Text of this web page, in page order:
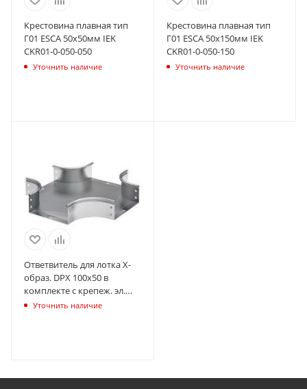
Крестовина плавная тип
Г01 ESCA 50х50мм IEK
CKR01-0-050-050
Уточнить наличие
Крестовина плавная тип
Г01 ESCA 50х150мм IEK
CKR01-0-050-150
Уточнить наличие
Ответвитель для лотка Х-
образ. DPX 100х50 в
комплекте с крепеж. эл.
DKC 36182K
Уточнить наличие